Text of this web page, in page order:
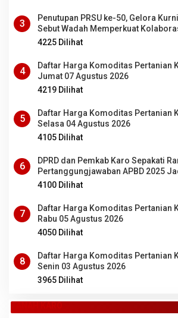
3
Penutupan PRSU ke-50, Gelora
Sebut Wadah Memperkuat
Sumut
4225 Dilihat
4
Daftar Harga Komoditas Pertanian
Jumat 07 Agustus 2026
4219 Dilihat
5
Daftar Harga Komoditas Pertanian
Selasa 04 Agustus 2026
4105 Dilihat
6
DPRD dan Pemkab Karo Sepakati
Pertanggungjawaban APBD 2025
4100 Dilihat
7
Daftar Harga Komoditas Pertanian
Rabu 05 Agustus 2026
4050 Dilihat
8
Daftar Harga Komoditas Pertanian
Senin 03 Agustus 2026
3965 Dilihat
TANAH KARO